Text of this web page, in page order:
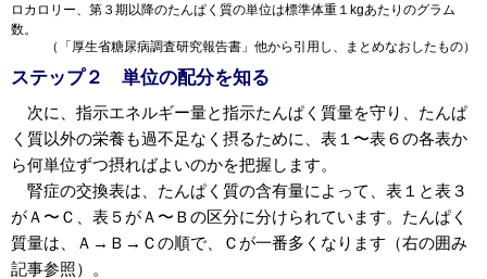
ロカロリー、第３期以降のたんぱく質の単位は標準体重１kgあたりのグラム
数。
（「厚生省糖尿病調査研究報告書」他から引用し、まとめなおしたもの）
ステップ２ 単位の配分を知る
次に、指示エネルギー量と指示たんぱく質量を守り、たんぱ
く質以外の栄養も過不足なく摂るために、表１〜表６の各表か
ら何単位ずつ摂ればよいのかを把握します。
腎症の交換表は、たんぱく質の含有量によって、表１と表３
がＡ〜Ｃ、表５がＡ〜Ｂの区分に分けられています。たんぱく
質量は、Ａ→Ｂ→Ｃの順で、Ｃが一番多くなります（右の囲み
記事参照）。